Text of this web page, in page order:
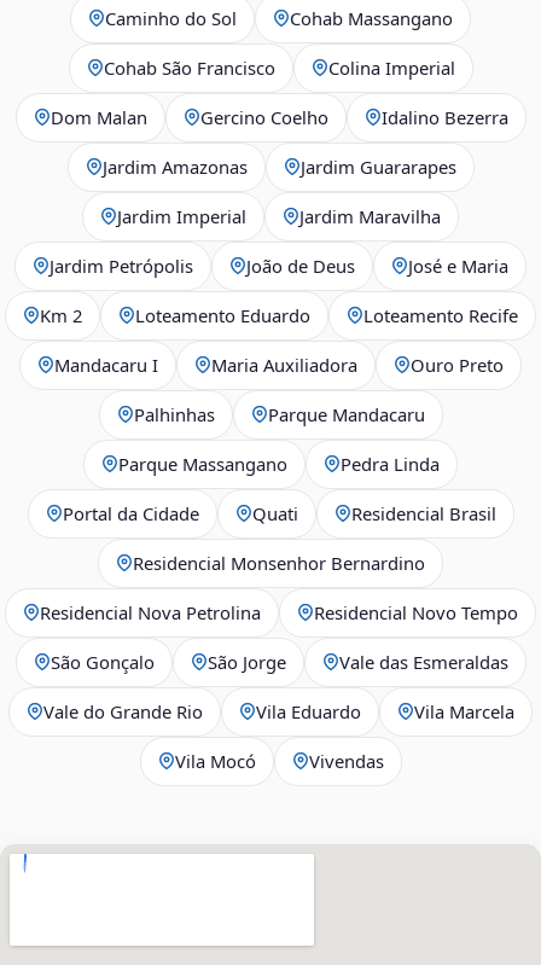
Caminho do Sol Cohab Massangano
Cohab São Francisco Colina Imperial
Dom Malan Gercino Coelho Idalino Bezerra
Jardim Amazonas Jardim Guararapes
Jardim Imperial Jardim Maravilha
Jardim Petrópolis João de Deus José e Maria
Km 2 Loteamento Eduardo Loteamento Recife
Mandacaru I Maria Auxiliadora Ouro Preto
Palhinhas Parque Mandacaru
Parque Massangano Pedra Linda
Portal da Cidade Quati Residencial Brasil
Residencial Monsenhor Bernardino
Residencial Nova Petrolina Residencial Novo Tempo
São Gonçalo São Jorge Vale das Esmeraldas
Vale do Grande Rio Vila Eduardo Vila Marcela
Vila Mocó Vivendas